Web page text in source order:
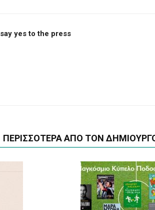
say yes to the press
ΠΕΡΙΣΣΟΤΕΡΑ ΑΠΟ ΤΟΝ